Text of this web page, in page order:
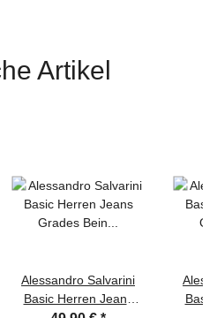
Artikel
Alessandro Salvarini
Basic Herren Jeans